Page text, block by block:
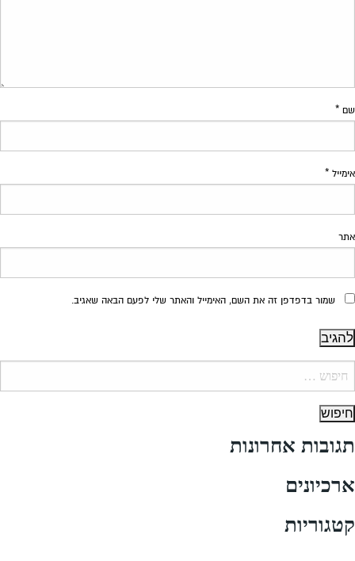
שם *
אימייל *
אתר
שמור בדפדפן זה את השם, האימייל והאתר שלי לפעם הבאה שאגיב.
תגובות אחרונות
ארכיונים
קטגוריות